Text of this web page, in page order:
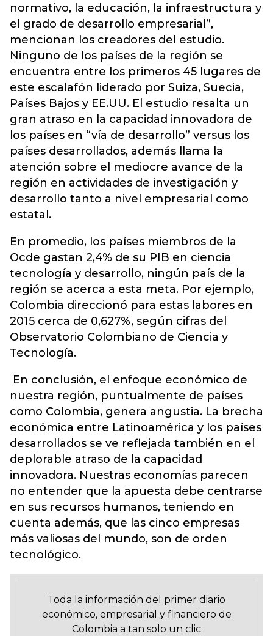
normativo, la educación, la infraestructura y
el grado de desarrollo empresarial”,
mencionan los creadores del estudio.
Ninguno de los países de la región se
encuentra entre los primeros 45 lugares de
este escalafón liderado por Suiza, Suecia,
Países Bajos y EE.UU. El estudio resalta un
gran atraso en la capacidad innovadora de
los países en “vía de desarrollo” versus los
países desarrollados, además llama la
atención sobre el mediocre avance de la
región en actividades de investigación y
desarrollo tanto a nivel empresarial como
estatal.
En promedio, los países miembros de la
Ocde gastan 2,4% de su PIB en ciencia
tecnología y desarrollo, ningún país de la
región se acerca a esta meta. Por ejemplo,
Colombia direccionó para estas labores en
2015 cerca de 0,627%, según cifras del
Observatorio Colombiano de Ciencia y
Tecnología.
En conclusión, el enfoque económico de
nuestra región, puntualmente de países
como Colombia, genera angustia. La brecha
económica entre Latinoamérica y los países
desarrollados se ve reflejada también en el
deplorable atraso de la capacidad
innovadora. Nuestras economías parecen
no entender que la apuesta debe centrarse
en sus recursos humanos, teniendo en
cuenta además, que las cinco empresas
más valiosas del mundo, son de orden
tecnológico.
Toda la información del primer diario
económico, empresarial y financiero de
Colombia a tan solo un clic